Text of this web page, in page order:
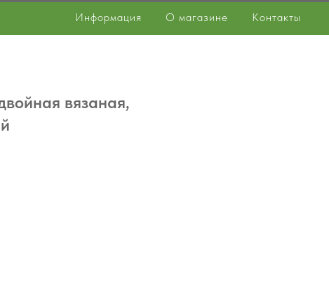
Информация О магазине Контакты
вязаная,